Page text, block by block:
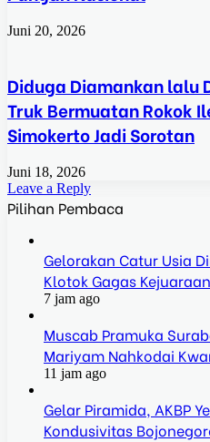
Juni 20, 2026
Diduga Diamankan lalu
Truk Bermuatan Rokok
Simokerto Jadi Sorotan
Juni 18, 2026
Leave a Reply
Pilihan Pembaca
Gelorakan Catur Usia
Klotok Gagas
7 jam ago
Muscab Pramuka
Mariyam Nahkodai
11 jam ago
Gelar Piramida, AKBP
Kondusivitas